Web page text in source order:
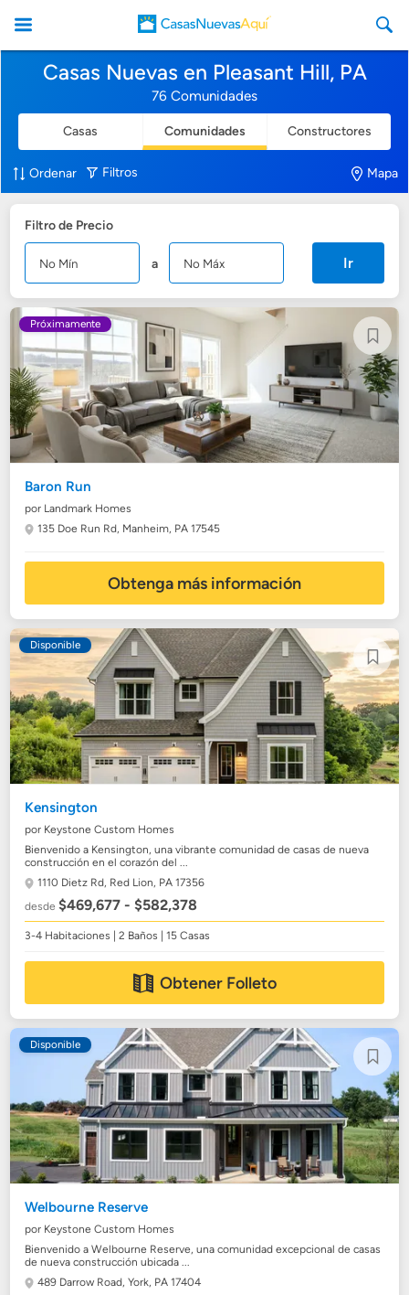
Casas Nuevas en Pleasant Hill, PA
76 Comunidades
Casas Comunidades Constructores
Ordenar Filtros Mapa
Filtro de Precio
a Ir
Próximamente
Baron Run
por Landmark Homes
135 Doe Run Rd, Manheim, PA 17545
Obtenga más información
Disponible
Kensington
por Keystone Custom Homes
Bienvenido a Kensington, una vibrante comunidad de casas de nueva
construcción en el corazón del ...
1110 Dietz Rd, Red Lion, PA 17356
desde$469,677 - $582,378
3-4 Habitaciones | 2 Baños | 15 Casas
Obtener Folleto
Disponible
Welbourne Reserve
por Keystone Custom Homes
Bienvenido a Welbourne Reserve, una comunidad excepcional de casas
de nueva construcción ubicada ...
489 Darrow Road,York, PA 17404